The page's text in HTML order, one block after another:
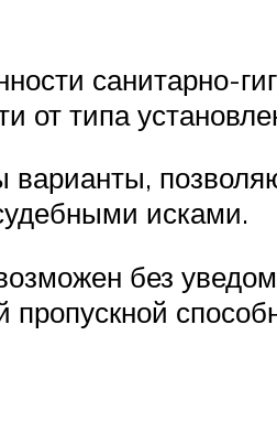
санитарно-
от типа
варианты,
исками.
без